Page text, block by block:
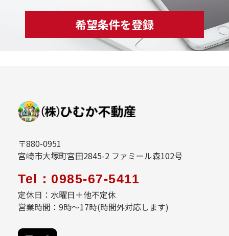
希望条件を登録
〒880-0951
宮崎市大塚町宮田2845-2 ファミール森102号
Tel：0985-67-5411
定休日：水曜日＋他不定休
営業時間：9時～17時(時間外対応します)